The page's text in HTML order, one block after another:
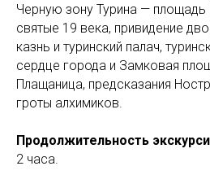
Черную зону Турина — площадь
святые 19 века, привидение
казнь и туринский палач,
сердце города и Замковая
Плащаница, предсказания
гроты алхимиков.
Продолжительность
2 часа.